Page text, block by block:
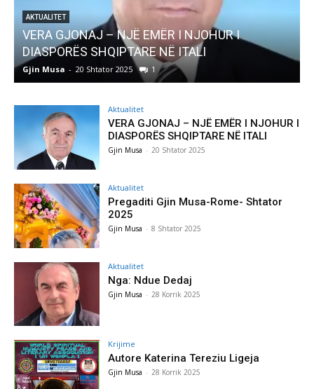
AKTUALITET
VERA GJONAJ – NJË EMËR I NJOHUR I
DIASPORËS SHQIPTARE NË ITALI
Gjin Musa - 20 Shtator 2025 1
Aktualitet
VERA GJONAJ – NJË EMËR I NJOHUR I
DIASPORËS SHQIPTARE NË ITALI
Gjin Musa - 20 Shtator 2025
Aktualitet
Pregaditi Gjin Musa-Rome- Shtator
2025
Gjin Musa - 8 Shtator 2025
Aktualitet
Nga: Ndue Dedaj
Gjin Musa - 28 Korrik 2025
Krijime
Autore Katerina Tereziu Ligeja
Gjin Musa - 28 Korrik 2025